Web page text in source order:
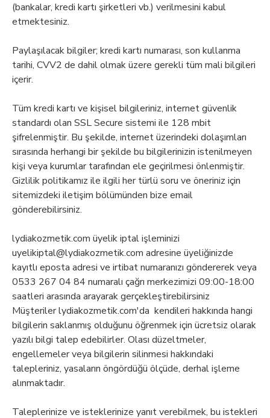
(bankalar, kredi kartı şirketleri vb.) verilmesini kabul
etmektesiniz.
Paylaşılacak bilgiler; kredi kartı numarası, son kullanma
tarihi, CVV2 de dahil olmak üzere gerekli tüm mali bilgileri
içerir.
Tüm kredi kartı ve kişisel bilgileriniz, internet güvenlik
standardı olan SSL Secure sistemi ile 128 mbit
şifrelenmiştir. Bu şekilde, internet üzerindeki dolaşımları
sırasında herhangi bir şekilde bu bilgilerinizin istenilmeyen
kişi veya kurumlar tarafından ele geçirilmesi önlenmiştir.
Gizlilik politikamız ile ilgili her türlü soru ve öneriniz için
sitemizdeki iletişim bölümünden bize email
gönderebilirsiniz.
lydiakozmetik.com üyelik iptal işleminizi
uyelikiptal@lydiakozmetik.com adresine üyeliğinizde
kayıtlı eposta adresi ve irtibat numaranızı göndererek veya
0533 267 04 84 numaralı çağrı merkezimizi 09:00-18:00
saatleri arasında arayarak gerçekleştirebilirsiniz
Müşteriler lydiakozmetik.com'da kendileri hakkında hangi
bilgilerin saklanmış olduğunu öğrenmek için ücretsiz olarak
yazılı bilgi talep edebilirler. Olası düzeltmeler,
engellemeler veya bilgilerin silinmesi hakkındaki
talepleriniz, yasaların öngördüğü ölçüde, derhal işleme
alınmaktadır.
Taleplerinize ve isteklerinize yanıt verebilmek, bu istekleri